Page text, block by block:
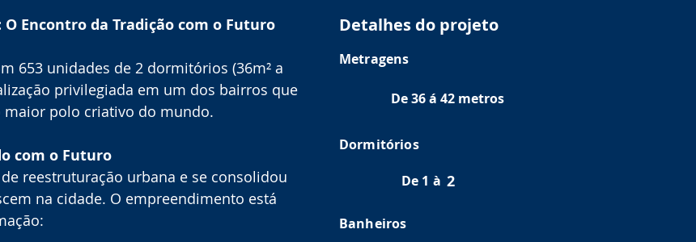
Encontro da Tradição com o Futuro
653 unidades de 2 dormitórios (36m² a
privilegiada em um dos bairros que
maior polo criativo do mundo.
com o Futuro
reestruturação urbana e se consolidou
na cidade. O empreendimento está
Detalhes do projeto
Metragens
De 36 á 42 metros
Dormitórios
De 1 à 2
Banheiros